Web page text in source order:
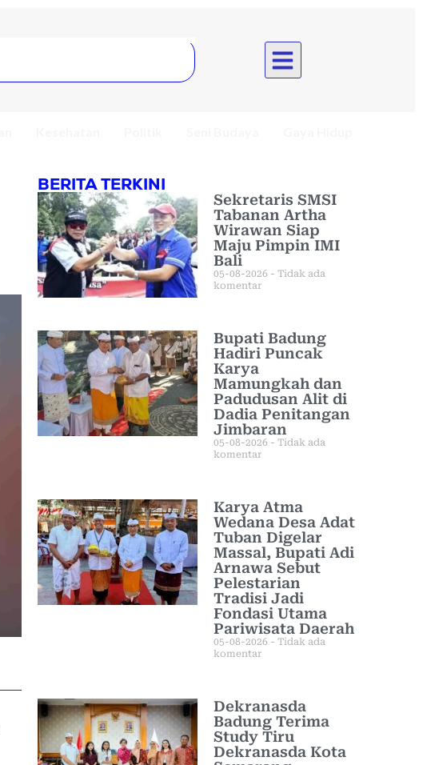
BERITA TERKINI
Sekretaris SMSI
Tabanan Artha
Wirawan Siap
Maju Pimpin IMI
Bali
05-08-2026
Tidak ada
komentar
Bupati Badung
Hadiri Puncak
Karya
Mamungkah dan
Padudusan Alit di
Dadia Penitangan
Jimbaran
05-08-2026
Tidak ada
komentar
Karya Atma
Wedana Desa Adat
Tuban Digelar
Massal, Bupati Adi
Arnawa Sebut
Pelestarian
Tradisi Jadi
Fondasi Utama
Pariwisata Daerah
05-08-2026
Tidak ada
komentar
Dekranasda
Badung Terima
Study Tiru
Dekranasda Kota